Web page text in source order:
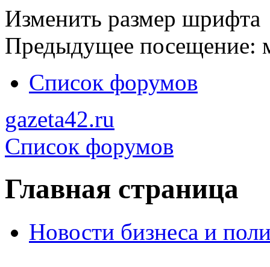
Изменить размер шрифта
Предыдущее посещение:
Список форумов
gazeta42.ru
Список форумов
Главная страница
Новости бизнеса и